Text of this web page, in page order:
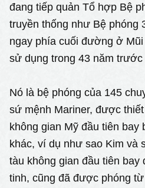
đang tiếp quản Tổ hợp Bệ
truyền thống như Bệ phóng
ngay phía cuối đường ở
sử dụng trong 43 năm
Nó là bệ phóng của 145
sứ mệnh Mariner, được
không gian Mỹ đầu tiên bay
khác, ví dụ như sao Kim và
tàu không gian đầu tiên bay
tinh, cũng đã được phóng